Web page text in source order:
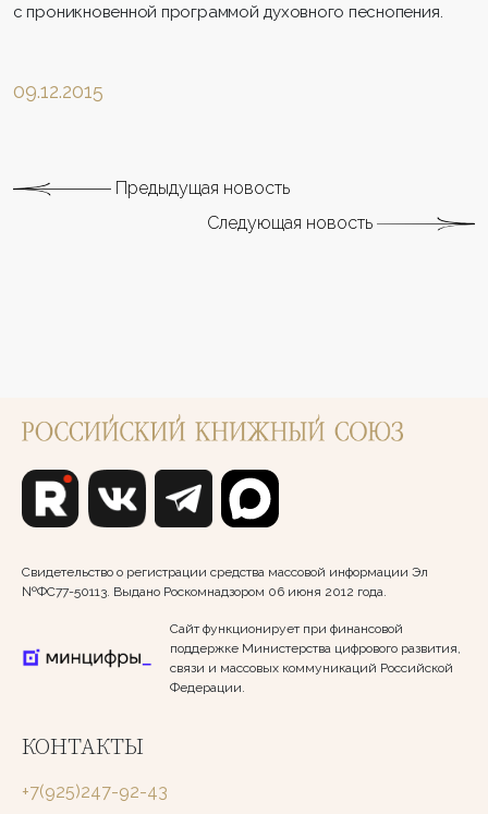
с проникновенной программой духовного песнопения.
09.12.2015
Предыдущая новость
Следующая новость
Свидетельство о регистрации средства массовой информации Эл
№ФС77-50113. Выдано Роскомнадзором 06 июня 2012 года.
Сайт функционирует при финансовой
поддержке Министерства цифрового развития,
связи и массовых коммуникаций Российской
Федерации.
КОНТАКТЫ
+7(925)247-92-43